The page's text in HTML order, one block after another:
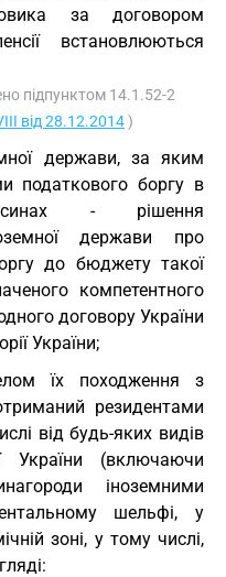
за договором
встановлюються
підпунктом 14.1.52-2
від 28.12.2014)
держави, за яким
податкового боргу в
- рішення
держави про
до бюджету такої
компетентного
договору України
України;
їх походження з
резидентами
від будь-яких видів
України (включаючи
іноземними
шельфі, у
зоні, у тому числі,